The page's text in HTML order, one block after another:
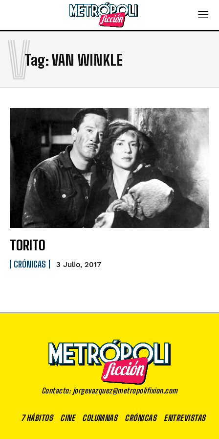
Tag:VAN WINKLE
V
TORITO
CRÓNICAS 3 Julio, 2017
Contacto: jorgevazquez@metropolifixion.com
7 HÁBITOS CINE COLUMNAS CRÓNICAS ENTREVISTAS